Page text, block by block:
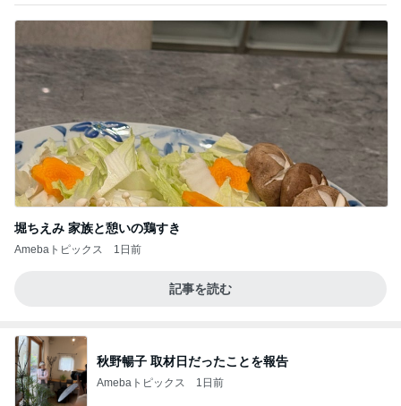
堀ちえみ 家族と憩いの鶏すき
Amebaトピックス 1日前
記事を読む
秋野暢子 取材日だったことを報告
Amebaトピックス 1日前